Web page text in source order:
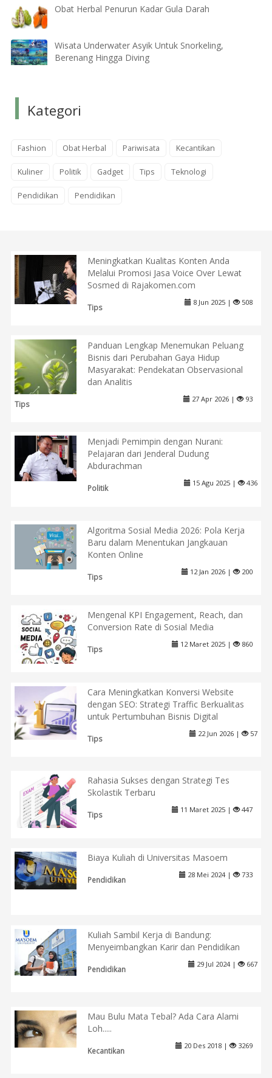
Obat Herbal Penurun Kadar Gula Darah
Wisata Underwater Asyik Untuk Snorkeling,
Berenang Hingga Diving
Kategori
Fashion Obat Herbal Pariwisata Kecantikan
Kuliner Politik Gadget Tips Teknologi
Pendidikan Pendidikan
Meningkatkan Kualitas Konten Anda
Melalui Promosi Jasa Voice Over Lewat
Sosmed di Rajakomen.com
Tips
8 Jun 2025 | 508
Panduan Lengkap Menemukan Peluang
Bisnis dari Perubahan Gaya Hidup
Masyarakat: Pendekatan Observasional
dan Analitis
Tips
27 Apr 2026 | 93
Menjadi Pemimpin dengan Nurani:
Pelajaran dari Jenderal Dudung
Abdurachman
Politik
15 Agu 2025 | 436
Algoritma Sosial Media 2026: Pola Kerja
Baru dalam Menentukan Jangkauan
Konten Online
Tips
12 Jan 2026 | 200
Mengenal KPI Engagement, Reach, dan
Conversion Rate di Sosial Media
Tips
12 Maret 2025 | 860
Cara Meningkatkan Konversi Website
dengan SEO: Strategi Traffic Berkualitas
untuk Pertumbuhan Bisnis Digital
Tips
22 Jun 2026 | 57
Rahasia Sukses dengan Strategi Tes
Skolastik Terbaru
Tips
11 Maret 2025 | 447
Biaya Kuliah di Universitas Masoem
Pendidikan
28 Mei 2024 | 733
Kuliah Sambil Kerja di Bandung:
Menyeimbangkan Karir dan Pendidikan
Pendidikan
29 Jul 2024 | 667
Mau Bulu Mata Tebal? Ada Cara Alami
Loh.....
Kecantikan
20 Des 2018 | 3269